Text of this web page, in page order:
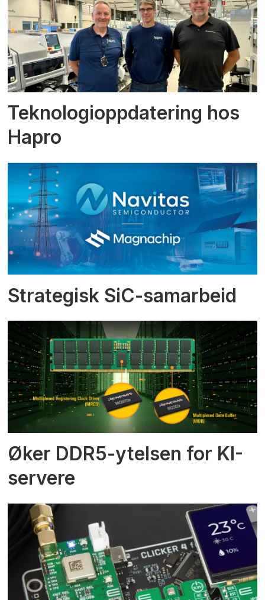
Teknologioppdatering hos
Hapro
Strategisk SiC-samarbeid
Øker DDR5-ytelsen for KI-
servere